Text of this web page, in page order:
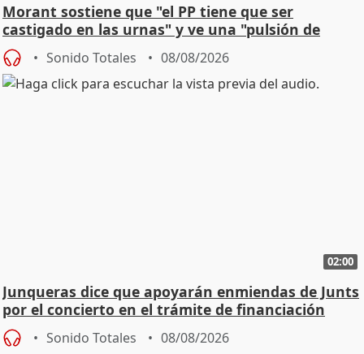
Morant sostiene que "el PP tiene que ser
castigado en las urnas" y ve una "pulsión de
cambio"
Sonido Totales 08/08/2026
02:00
Junqueras dice que apoyarán enmiendas de Junts
por el concierto en el trámite de financiación
Sonido Totales 08/08/2026